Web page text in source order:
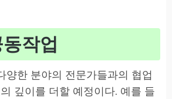
작업
양한 분야의 전문가들과의 협업
깊이를 더할 예정이다. 예를 들